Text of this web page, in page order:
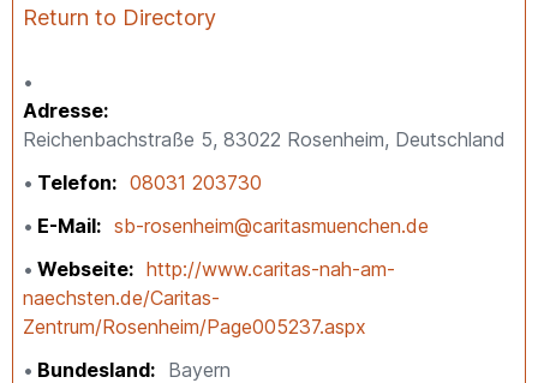
Return to Directory
Adresse
Reichenbachstraße 5, 83022 Rosenheim, Deutschland
Telefon
08031 203730
E-Mail
sb-rosenheim@caritasmuenchen.de
Webseite
http://www.caritas-nah-am-
naechsten.de/Caritas-
Zentrum/Rosenheim/Page005237.aspx
Bundesland
Bayern